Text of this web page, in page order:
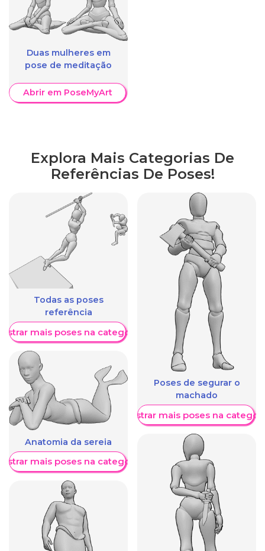
Duas mulheres em
pose de meditação
Abrir em PoseMyArt
Explora Mais Categorias De
Referências De Poses!
Todas as poses
referência
mais poses na categoria
Anatomia da sereia
mais poses na categoria
Poses de segurar o
machado
Mostrar mais poses na